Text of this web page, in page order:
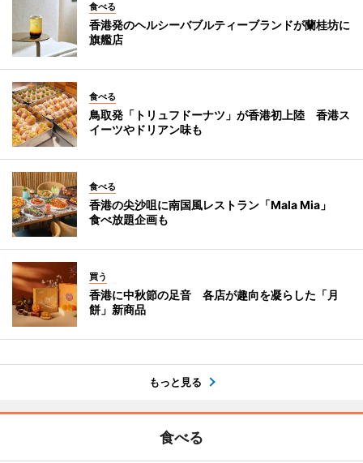
食べる
香港発のヘルシーバブルティーブランドが蘭桂坊に
旗艦店
食べる
鳥取発「トリュフドーナツ」が香港初上陸 香港ス
イーツやドリアン味も
食べる
香港の尖沙咀に南国風レストラン「Mala Mia」
食べ放題企画も
買う
香港に中秋節の足音 各店が趣向を凝らした「月
餅」新商品
もっと見る
食べる